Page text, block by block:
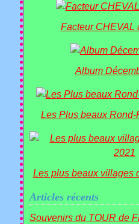
Facteur CHEVAL
Album
Les Plus beaux Rond-
Les plus beaux villages
Articles récents
Souvenirs du TOUR de